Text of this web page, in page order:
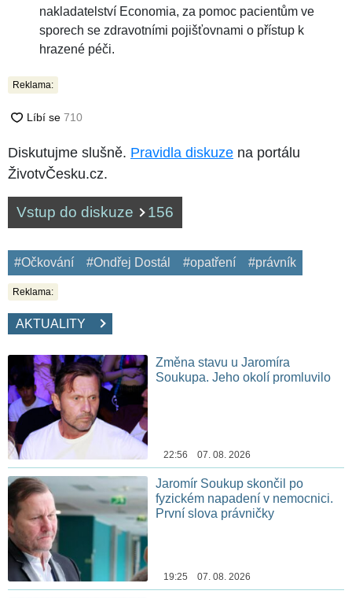
nakladatelství Economia, za pomoc pacientům ve
sporech se zdravotními pojišťovnami o přístup k
hrazené péči.
Reklama:
Diskutujme slušně. Pravidla diskuze na portálu
ŽivotvČesku.cz.
Vstup do diskuze 156
#Očkování #Ondřej Dostál #opatření #právník
Reklama:
AKTUALITY
Změna stavu u Jaromíra
Soukupa. Jeho okolí promluvilo
22:56 07. 08. 2026
Jaromír Soukup skončil po
fyzickém napadení v nemocnici.
První slova právničky
19:25 07. 08. 2026